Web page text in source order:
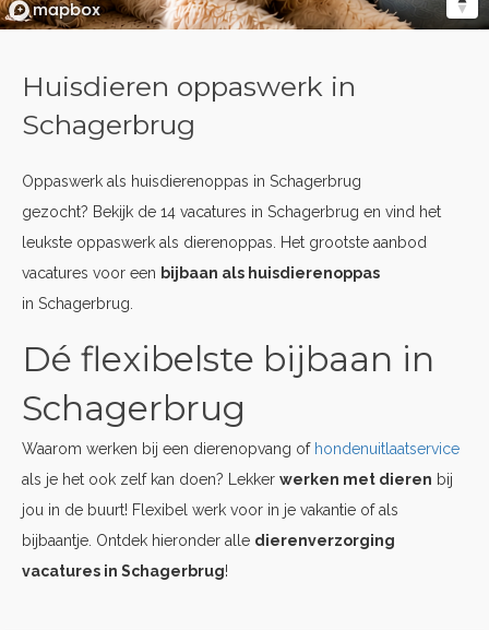
Huisdieren oppaswerk in
Schagerbrug
Oppaswerk als huisdierenoppas in Schagerbrug
gezocht? Bekijk de 14 vacatures in Schagerbrug en vind het
leukste oppaswerk als dierenoppas. Het grootste aanbod
vacatures voor een bijbaan als huisdierenoppas
in Schagerbrug.
Dé flexibelste bijbaan in
Schagerbrug
Waarom werken bij een dierenopvang of hondenuitlaatservice
als je het ook zelf kan doen? Lekker werken met dieren bij
jou in de buurt! Flexibel werk voor in je vakantie of als
bijbaantje. Ontdek hieronder alle dierenverzorging
vacatures in Schagerbrug!